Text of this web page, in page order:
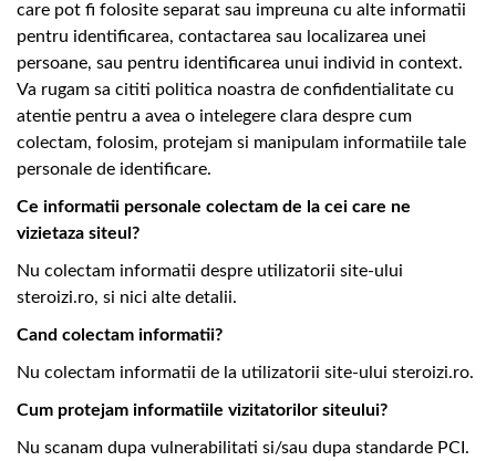
care pot fi folosite separat sau impreuna cu alte informatii
pentru identificarea, contactarea sau localizarea unei
persoane, sau pentru identificarea unui individ in context.
Va rugam sa cititi politica noastra de confidentialitate cu
atentie pentru a avea o intelegere clara despre cum
colectam, folosim, protejam si manipulam informatiile tale
personale de identificare.
Ce informatii personale colectam de la cei care ne
vizietaza siteul?
Nu colectam informatii despre utilizatorii site-ului
steroizi.ro, si nici alte detalii.
Cand colectam informatii?
Nu colectam informatii de la utilizatorii site-ului steroizi.ro.
Cum protejam informatiile vizitatorilor siteului?
Nu scanam dupa vulnerabilitati si/sau dupa standarde PCI.